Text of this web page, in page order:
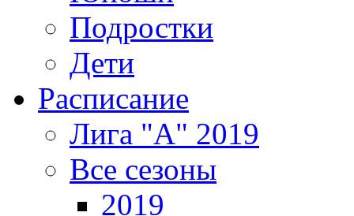
Подростки
Дети
Расписание
Лига "А" 2019
Все сезоны
2019